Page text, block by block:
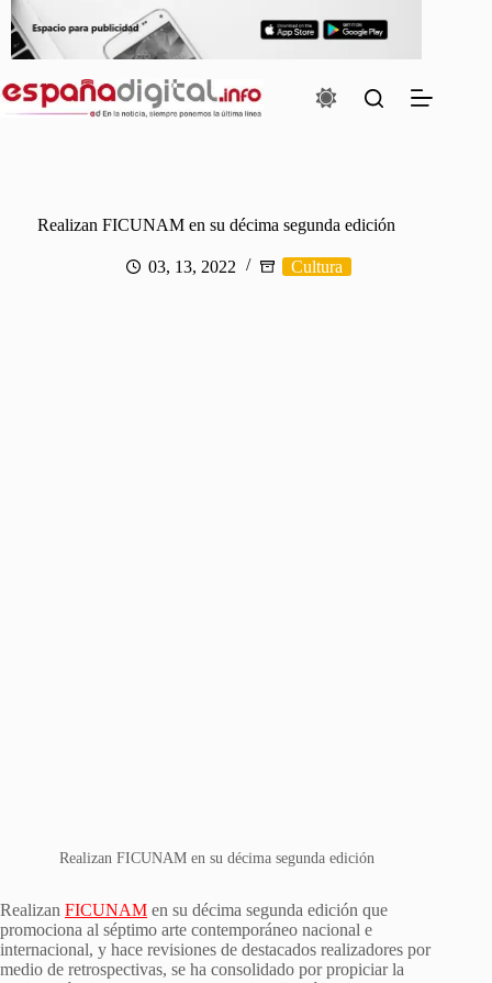
contenido
Realizan FICUNAM en su décima segunda edición
03, 13, 2022 Cultura
Realizan FICUNAM en su décima segunda edición
Realizan FICUNAM en su décima segunda edición que
promociona al séptimo arte contemporáneo nacional e
internacional, y hace revisiones de destacados realizadores por
medio de retrospectivas, se ha consolidado por propiciar la